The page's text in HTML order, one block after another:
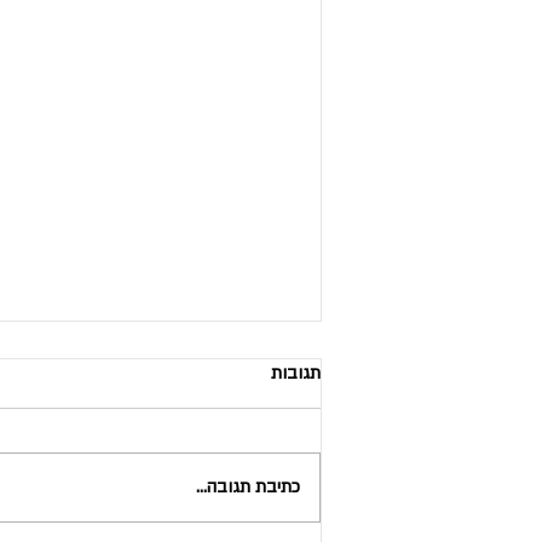
נכות תפקודית ונכות רפואית
תגובות
כתיבת תגובה...